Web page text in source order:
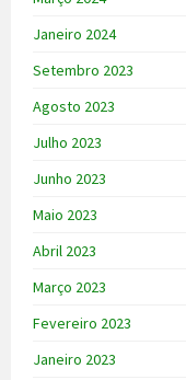
Janeiro 2024
Setembro 2023
Agosto 2023
Julho 2023
Junho 2023
Maio 2023
Abril 2023
Março 2023
Fevereiro 2023
Janeiro 2023